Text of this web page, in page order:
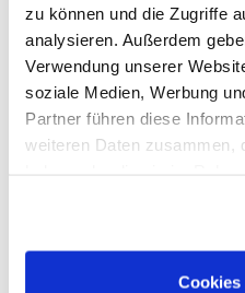
zu können und die Zugriffe
analysieren. Außerdem
Verwendung unserer
soziale Medien, Werbung
Partner führen diese
weiteren Daten zusammen,
Cookies
beherzigen.
Mit dem aha-
Unterwegs immer
Abfallvermeidung und
einfach Guide öffnen